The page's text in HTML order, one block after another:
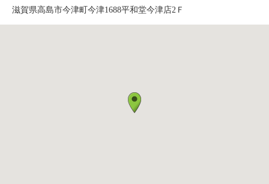
滋賀県高島市今津町今津1688平和堂今津店2Ｆ